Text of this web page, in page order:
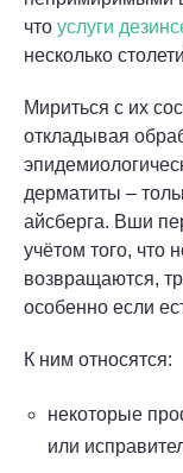
что услуги
несколько
Мириться с их
откладывая
дерматиты –
айсберга. Вши
учётом того, что
возвращаются,
особенно если
К ним относятся:
некоторые
или